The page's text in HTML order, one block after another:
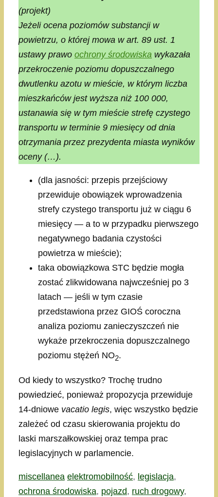
(projekt)
Jeżeli ocena poziomów substancji w
powietrzu, o której mowa w art. 89 ust. 1
ustawy prawo ochrony środowiska wykazała
przekroczenie poziomu dopuszczalnego
dwutlenku azotu w mieście, w którym liczba
mieszkańców jest wyższa niż 100 000,
ustanawia się w tym mieście strefę czystego
transportu w terminie 9 miesięcy od dnia
otrzymania przez prezydenta miasta wyników
oceny (…).
(dla jasności: przepis przejściowy
przewiduje obowiązek wprowadzenia
strefy czystego transportu już w ciągu 6
miesięcy — a to w przypadku pierwszego
negatywnego badania czystości
powietrza w mieście);
taka obowiązkowa STC będzie mogła
zostać zlikwidowana najwcześniej po 3
latach — jeśli w tym czasie
przedstawiona przez GIOŚ coroczna
analiza poziomu zanieczyszczeń nie
wykaże przekroczenia dopuszczalnego
poziomu stężeń NO2.
Od kiedy to wszystko? Trochę trudno
powiedzieć, ponieważ propozycja przewiduje
14-dniowe vacatio legis, więc wszystko będzie
zależeć od czasu skierowania projektu do
laski marszałkowskiej oraz tempa prac
legislacyjnych w parlamencie.
Kategorie
miscellanea Tagi
elektromobilność, legislacja,
ochrona środowiska, pojazd, ruch drogowy,